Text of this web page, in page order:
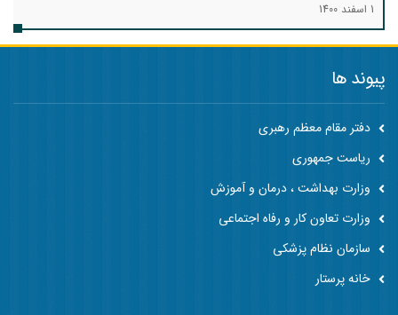
1 اسفند 1400
پیوند ها
دفتر مقام معظم رهبری
ریاست جمهوری
وزارت بهداشت ، درمان و آموزش
وزارت تعاون کار و رفاه اجتماعی
سازمان نظام پزشکی
خانه پرستار